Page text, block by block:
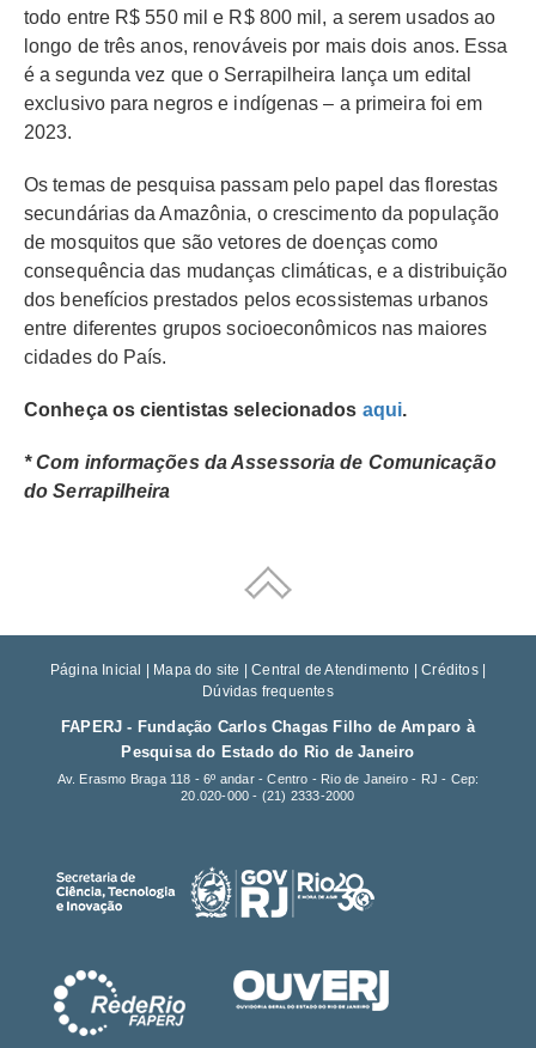
todo entre R$ 550 mil e R$ 800 mil, a serem usados ao
longo de três anos, renováveis por mais dois anos. Essa
é a segunda vez que o Serrapilheira lança um edital
exclusivo para negros e indígenas – a primeira foi em
2023.
Os temas de pesquisa passam pelo papel das florestas
secundárias da Amazônia, o crescimento da população
de mosquitos que são vetores de doenças como
consequência das mudanças climáticas, e a distribuição
dos benefícios prestados pelos ecossistemas urbanos
entre diferentes grupos socioeconômicos nas maiores
cidades do País.
Conheça os cientistas selecionados aqui.
* Com informações da Assessoria de Comunicação
do Serrapilheira
Página Inicial Mapa do site |Central de Atendimento |Créditos|
Dúvidas frequentes
FAPERJ - Fundação Carlos Chagas Filho de Amparo à
Pesquisa do Estado do Rio de Janeiro
Av. Erasmo Braga 118 - 6º andar - Centro - Rio de Janeiro - RJ - Cep:
20.020-000 - (21) 2333-2000